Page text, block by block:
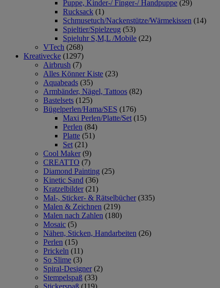
Puppe, Kinder-/ Finger-/ Handpuppe (29)
Rucksack (1)
Schmusetuch/Nackenstütze/Wärmekissen (14)
Spieltier/Spielzeug (53)
Spieluhr S,M,L /Mobile (22)
VTech (268)
Kreativecke (1297)
Airbrush (7)
Alles Könner Kiste (23)
Aquabeads (35)
Armbänder, Nägel, Tattoos (82)
Bastelsets (125)
Bügelperlen/Hama/SES (176)
Maxi Perlen/Platte/Set (15)
Perlen (84)
Platte (51)
Set (21)
Cool Maker (9)
CREATTO (7)
Diamond Painting (25)
Kinetic Sand (36)
Kratzelbilder (21)
Mal-, Sticker- & Rätselbücher (335)
Malen & Zeichnen (219)
Malen nach Zahlen (180)
Mosaic (5)
Nähen, Sticken, Handarbeiten (26)
Perlen (15)
Prickeln (11)
So Slime (3)
Spiral-Designer (2)
Stempelspaß (33)
Stickerspaß (119)